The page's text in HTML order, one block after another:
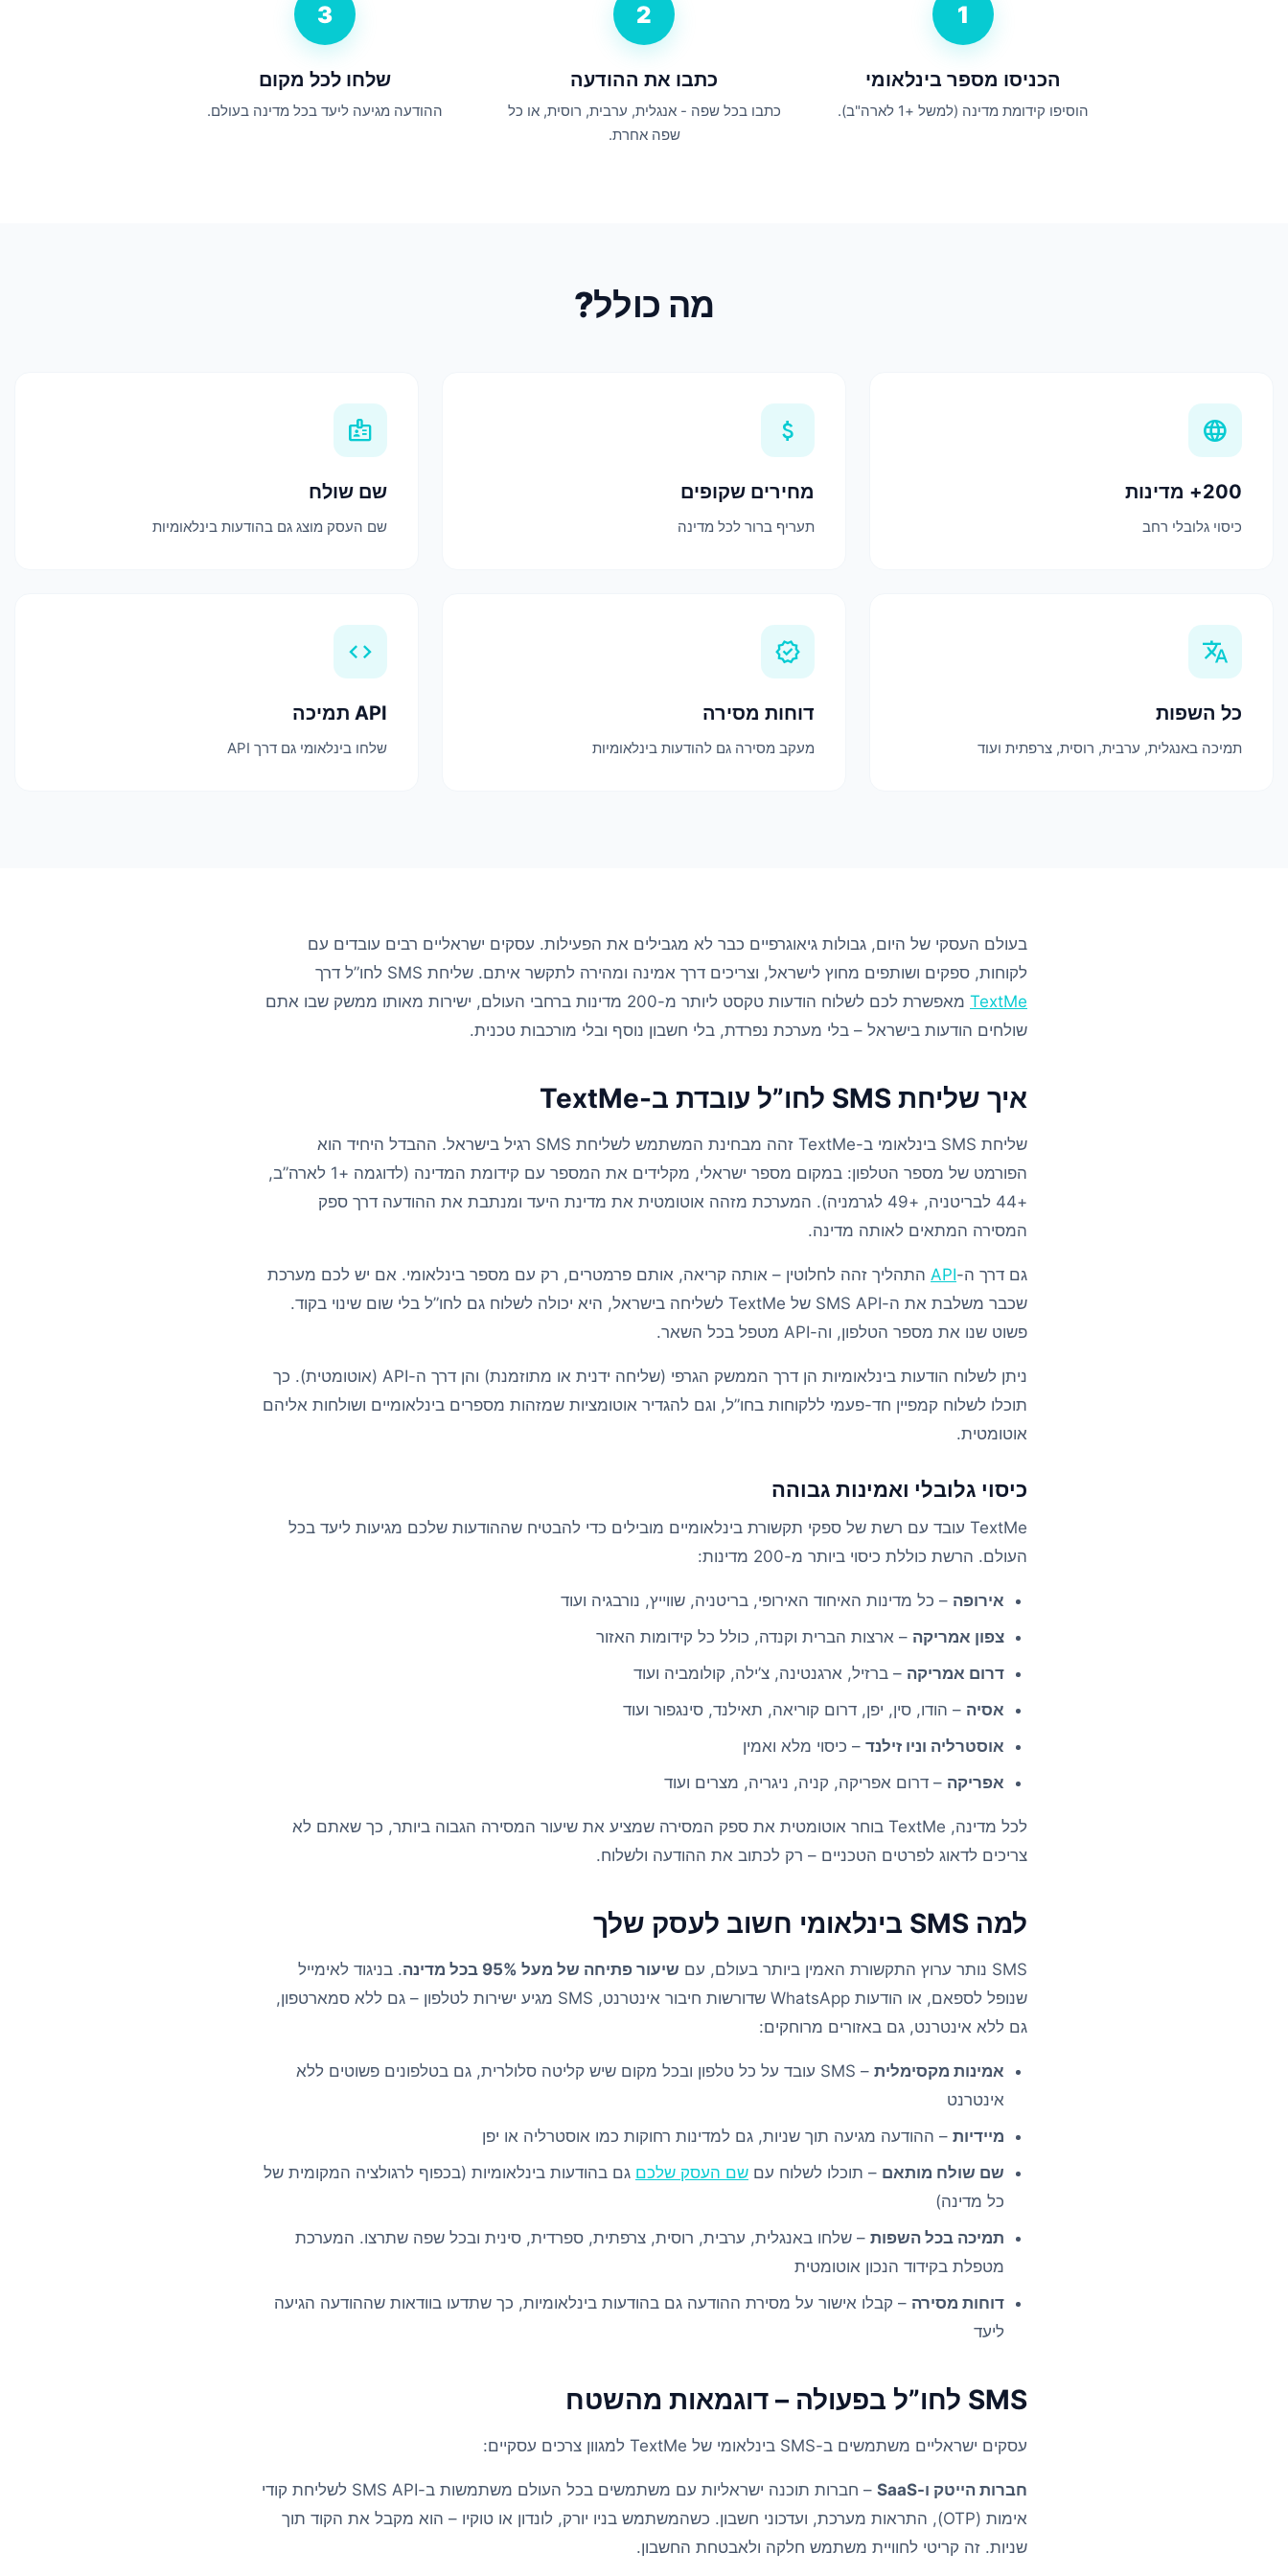
1
הכניסו מספר בינלאומי
הוסיפו קידומת מדינה (למשל +1 לארה"ב).
2
כתבו את ההודעה
כתבו בכל שפה - אנגלית, ערבית, רוסית, או כל
שפה אחרת.
3
שלחו לכל מקום
ההודעה מגיעה ליעד בכל מדינה בעולם.
מה כולל?
language
200+ מדינות
כיסוי גלובלי רחב
attach_money
מחירים שקופים
תעריף ברור לכל מדינה
badge
שם שולח
שם העסק מוצג גם בהודעות בינלאומיות
translate
כל השפות
תמיכה באנגלית, ערבית, רוסית, צרפתית ועוד
verified
דוחות מסירה
מעקב מסירה גם להודעות בינלאומיות
code
API תמיכה
שלחו בינלאומי גם דרך API
בעולם העסקי של היום, גבולות גיאוגרפיים כבר לא מגבילים את הפעילות. עסקים ישראליים רבים עובדים עם
לקוחות, ספקים ושותפים מחוץ לישראל, וצריכים דרך אמינה ומהירה לתקשר איתם. שליחת SMS לחו”ל דרך
TextMe
מאפשרת לכם לשלוח הודעות טקסט ליותר מ-200 מדינות ברחבי העולם, ישירות מאותו ממשק שבו אתם
שולחים הודעות בישראל – בלי מערכת נפרדת, בלי חשבון נוסף ובלי מורכבות טכנית.
איך שליחת SMS לחו”ל עובדת ב-TextMe
שליחת SMS בינלאומי ב-TextMe זהה מבחינת המשתמש לשליחת SMS רגיל בישראל. ההבדל היחיד הוא
הפורמט של מספר הטלפון: במקום מספר ישראלי, מקלידים את המספר עם קידומת המדינה (לדוגמה +1 לארה”ב,
+44 לבריטניה, +49 לגרמניה). המערכת מזהה אוטומטית את מדינת היעד ומנתבת את ההודעה דרך ספק
המסירה המתאים לאותה מדינה.
גם דרך ה-API התהליך זהה לחלוטין – אותה קריאה, אותם פרמטרים, רק עם מספר בינלאומי. אם יש לכם מערכת
שכבר משלבת את ה-SMS API של TextMe לשליחה בישראל, היא יכולה לשלוח גם לחו”ל בלי שום שינוי בקוד.
פשוט שנו את מספר הטלפון, וה-API מטפל בכל השאר.
ניתן לשלוח הודעות בינלאומיות הן דרך הממשק הגרפי (שליחה ידנית או מתוזמנת) והן דרך ה-API (אוטומטית). כך
תוכלו לשלוח קמפיין חד-פעמי ללקוחות בחו”ל, וגם להגדיר אוטומציות שמזהות מספרים בינלאומיים ושולחות אליהם
אוטומטית.
כיסוי גלובלי ואמינות גבוהה
TextMe עובד עם רשת של ספקי תקשורת בינלאומיים מובילים כדי להבטיח שההודעות שלכם מגיעות ליעד בכל
העולם. הרשת כוללת כיסוי ביותר מ-200 מדינות:
אירופה – כל מדינות האיחוד האירופי, בריטניה, שווייץ, נורבגיה ועוד
צפון אמריקה – ארצות הברית וקנדה, כולל כל קידומות האזור
דרום אמריקה – ברזיל, ארגנטינה, צ’ילה, קולומביה ועוד
אסיה – הודו, סין, יפן, דרום קוריאה, תאילנד, סינגפור ועוד
אוסטרליה וניו זילנד – כיסוי מלא ואמין
אפריקה – דרום אפריקה, קניה, ניגריה, מצרים ועוד
לכל מדינה, TextMe בוחר אוטומטית את ספק המסירה שמציע את שיעור המסירה הגבוה ביותר, כך שאתם לא
צריכים לדאוג לפרטים הטכניים – רק לכתוב את ההודעה ולשלוח.
למה SMS בינלאומי חשוב לעסק שלך
SMS נותר ערוץ התקשורת האמין ביותר בעולם, עם שיעור פתיחה של מעל 95% בכל מדינה
. בניגוד לאימייל
שנופל לספאם, או הודעות WhatsApp שדורשות חיבור אינטרנט, SMS מגיע ישירות לטלפון – גם ללא סמארטפון,
גם ללא אינטרנט, גם באזורים מרוחקים:
אמינות מקסימלית
– SMS עובד על כל טלפון ובכל מקום שיש קליטה סלולרית, גם בטלפונים פשוטים ללא
אינטרנט
מיידיות – ההודעה מגיעה תוך שניות, גם למדינות רחוקות כמו אוסטרליה או יפן
שם שולח מותאם – תוכלו לשלוח עם שם העסק שלכם גם בהודעות בינלאומיות (בכפוף לרגולציה המקומית של
כל מדינה)
תמיכה בכל השפות – שלחו באנגלית, ערבית, רוסית, צרפתית, ספרדית, סינית ובכל שפה שתרצו. המערכת
מטפלת בקידוד הנכון אוטומטית
דוחות מסירה – קבלו אישור על מסירת ההודעה גם בהודעות בינלאומיות, כך שתדעו בוודאות שההודעה הגיעה
ליעד
SMS לחו”ל בפעולה – דוגמאות מהשטח
עסקים ישראליים משתמשים ב-SMS בינלאומי של TextMe למגוון צרכים עסקיים:
חברות הייטק ו-SaaS
– חברות תוכנה ישראליות עם משתמשים בכל העולם משתמשות ב-SMS API לשליחת קודי
אימות (OTP), התראות מערכת, ועדכוני חשבון. כשהמשתמש בניו יורק, לונדון או טוקיו – הוא מקבל את הקוד תוך
שניות. זה קריטי לחוויית משתמש חלקה ולאבטחת החשבון.